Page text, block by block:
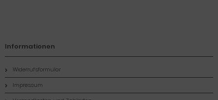
Informationen
Widerrufsformular
Impressum